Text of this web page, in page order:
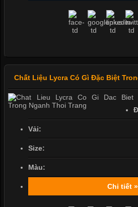
Chất Liệu Lycra Có Gì Đặc Biệt
Vải:
Size:
Màu:
Chi tiết »